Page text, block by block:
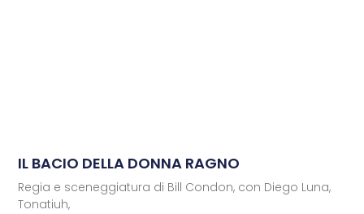
IL BACIO DELLA DONNA RAGNO
Regia e sceneggiatura di Bill Condon, con Diego Luna,
Tonatiuh,